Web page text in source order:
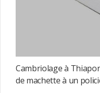
Cambriolage à
de machette à un